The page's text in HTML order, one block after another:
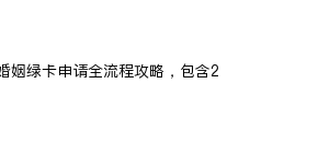
姻绿卡申请全流程攻略，包含2